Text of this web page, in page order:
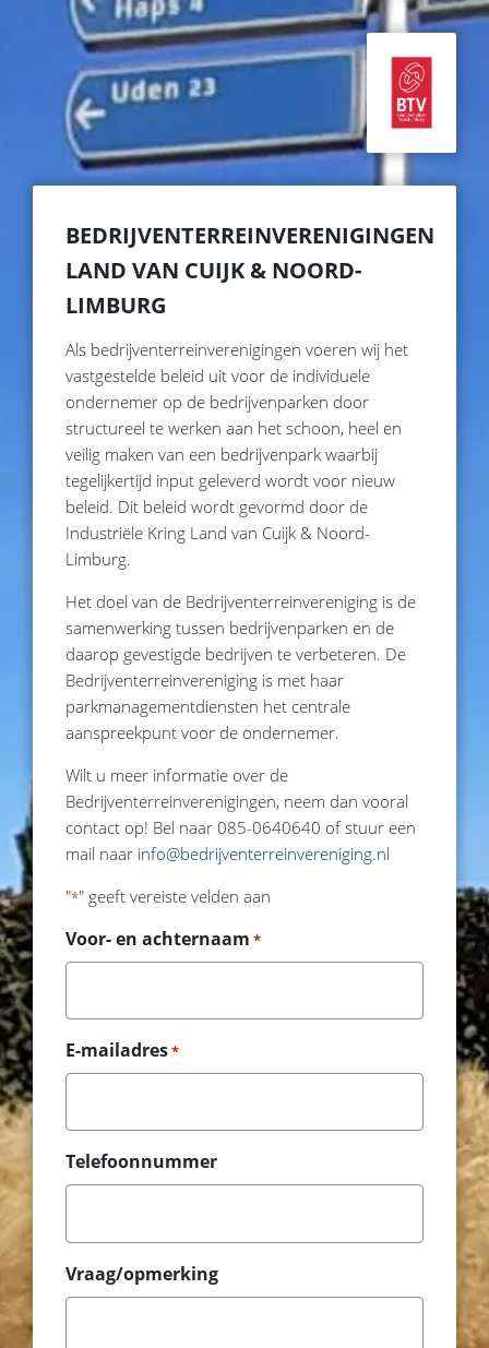
BEDRIJVENTERREINVERENIGINGEN
LAND VAN CUIJK & NOORD-
LIMBURG
Als bedrijventerreinverenigingen voeren wij het
vastgestelde beleid uit voor de individuele
ondernemer op de bedrijvenparken door
structureel te werken aan het schoon, heel en
veilig maken van een bedrijvenpark waarbij
tegelijkertijd input geleverd wordt voor nieuw
beleid. Dit beleid wordt gevormd door de
Industriële Kring Land van Cuijk & Noord-
Limburg.
Het doel van de Bedrijventerreinvereniging is de
samenwerking tussen bedrijvenparken en de
daarop gevestigde bedrijven te verbeteren. De
Bedrijventerreinvereniging is met haar
parkmanagementdiensten het centrale
aanspreekpunt voor de ondernemer.
Wilt u meer informatie over de
Bedrijventerreinverenigingen, neem dan vooral
contact op! Bel naar 085-0640640 of stuur een
mail naar info@bedrijventerreinvereniging.nl
"*" geeft vereiste velden aan
Voor- en achternaam *
E-mailadres*
Telefoonnummer
Vraag/opmerking